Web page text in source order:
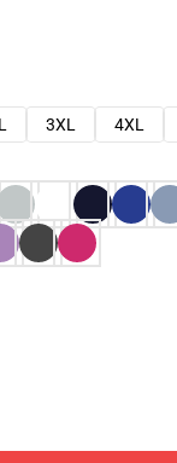
3XL 4XL